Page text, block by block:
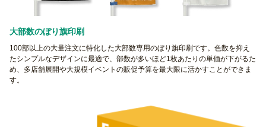
大部数のぼり旗印刷
100部以上の大量注文に特化した大部数専用のぼり旗印刷です。色数を抑え
たシンプルなデザインに最適で、部数が多いほど1枚あたりの単価が下がるた
め、多店舗展開や大規模イベントの販促予算を最大限に活かすことができま
す。